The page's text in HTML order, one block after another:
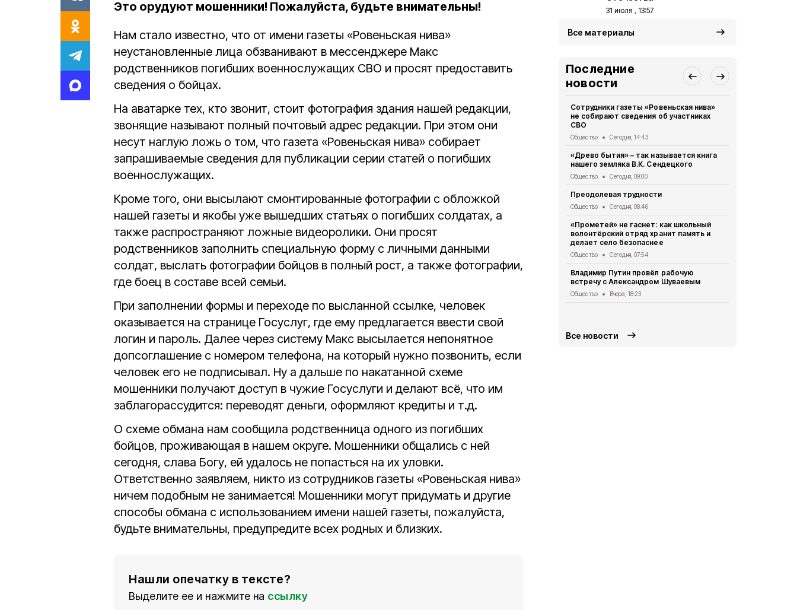
Это орудуют мошенники! Пожалуйста, будьте внимательны!
Нам стало известно, что от имени газеты «Ровеньская нива»
неустановленные лица обзванивают в мессенджере Макс
родственников погибших военнослужащих СВО и просят предоставить
сведения о бойцах.
На аватарке тех, кто звонит, стоит фотография здания нашей редакции,
звонящие называют полный почтовый адрес редакции. При этом они
несут наглую ложь о том, что газета «Ровеньская нива» собирает
запрашиваемые сведения для публикации серии статей о погибших
военнослужащих.
Кроме того, они высылают смонтированные фотографии с обложкой
нашей газеты и якобы уже вышедших статьях о погибших солдатах, а
также распространяют ложные видеоролики. Они просят
родственников заполнить специальную форму с личными данными
солдат, выслать фотографии бойцов в полный рост, а также фотографии,
где боец в составе всей семьи.
При заполнении формы и переходе по высланной ссылке, человек
оказывается на странице Госуслуг, где ему предлагается ввести свой
логин и пароль. Далее через систему Макс высылается непонятное
допсоглашение с номером телефона, на который нужно позвонить, если
человек его не подписывал. Ну а дальше по накатанной схеме
мошенники получают доступ в чужие Госуслуги и делают всё, что им
заблагорассудится: переводят деньги, оформляют кредиты и т.д.
О схеме обмана нам сообщила родственница одного из погибших
бойцов, проживающая в нашем округе. Мошенники общались с ней
сегодня, слава Богу, ей удалось не попасться на их уловки.
Ответственно заявляем, никто из сотрудников газеты «Ровеньская нива»
ничем подобным не занимается! Мошенники могут придумать и другие
способы обмана с использованием имени нашей газеты, пожалуйста,
будьте внимательны, предупредите всех родных и близких.
Нашли опечатку в тексте?
Выделите ее и нажмите на ссылку
31 июля , 13:57
Все материалы
Последние
новости
Сотрудники газеты «Ровеньская нива»
не собирают сведения об участниках
СВО
Общество Сегодня, 14:43
«Древо бытия» – так называется книга
нашего земляка В.К. Сендецкого
Общество Сегодня, 09:00
Преодолевая трудности
Общество Сегодня, 08:46
«Прометей» не гаснет: как школьный
волонтёрский отряд хранит память и
делает село безопаснее
Общество Сегодня, 07:54
Владимир Путин провёл рабочую
встречу с Александром Шуваевым
Общество Вчера, 18:23
Все новости